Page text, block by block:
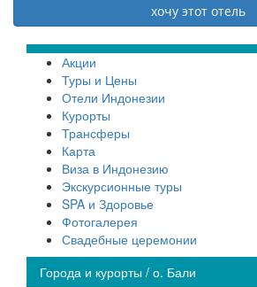
Акции
Туры и Цены
Отели Индонезии
Курорты
Трансферы
Карта
Виза в Индонезию
Экскурсионные туры
SPA и Здоровье
Фотогалерея
Свадебные церемонии
Города и курорты / о. Бали